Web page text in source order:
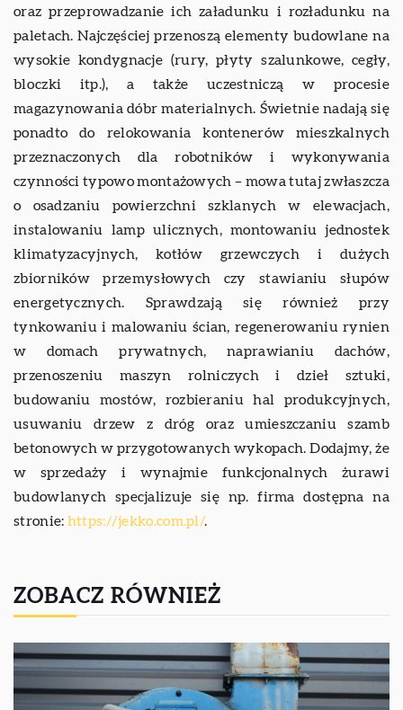
oraz przeprowadzanie ich załadunku i rozładunku na
paletach. Najczęściej przenoszą elementy budowlane na
wysokie kondygnacje (rury, płyty szalunkowe, cegły,
bloczki itp.), a także uczestniczą w procesie
magazynowania dóbr materialnych. Świetnie nadają się
ponadto do relokowania kontenerów mieszkalnych
przeznaczonych dla robotników i wykonywania
czynności typowo montażowych – mowa tutaj zwłaszcza
o osadzaniu powierzchni szklanych w elewacjach,
instalowaniu lamp ulicznych, montowaniu jednostek
klimatyzacyjnych, kotłów grzewczych i dużych
zbiorników przemysłowych czy stawianiu słupów
energetycznych. Sprawdzają się również przy
tynkowaniu i malowaniu ścian, regenerowaniu rynien
w domach prywatnych, naprawianiu dachów,
przenoszeniu maszyn rolniczych i dzieł sztuki,
budowaniu mostów, rozbieraniu hal produkcyjnych,
usuwaniu drzew z dróg oraz umieszczaniu szamb
betonowych w przygotowanych wykopach. Dodajmy, że
w sprzedaży i wynajmie funkcjonalnych żurawi
budowlanych specjalizuje się np. firma dostępna na
stronie: https://jekko.com.pl/.
ZOBACZ RÓWNIEŻ